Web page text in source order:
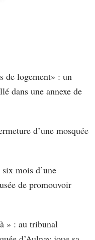
de logement» : un
dans une annexe de
d’une mosquée
mois d’une
de promouvoir
» : au tribunal